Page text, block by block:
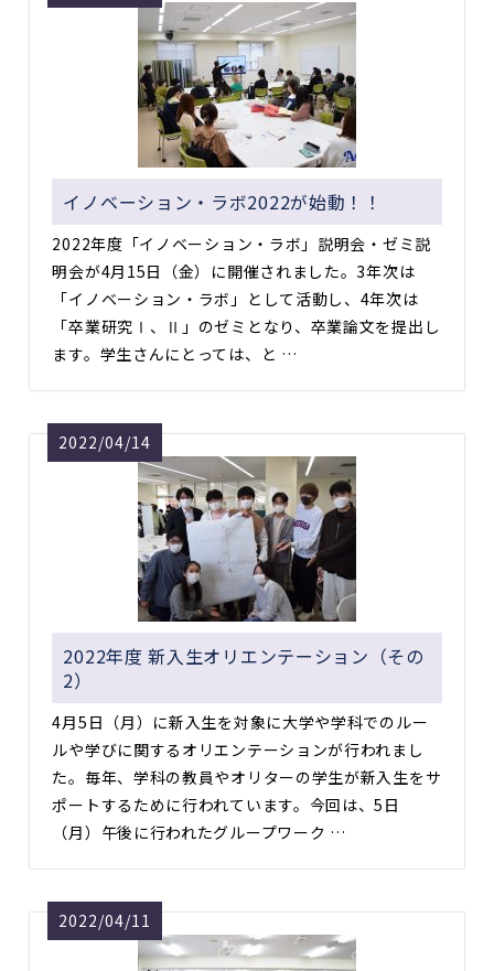
イノベーション・ラボ2022が始動！！
2022年度「イノベーション・ラボ」説明会・ゼミ説
明会が4月15日（金）に開催されました。3年次は
「イノベーション・ラボ」として活動し、4年次は
「卒業研究Ⅰ、Ⅱ」のゼミとなり、卒業論文を提出し
ます。学生さんにとっては、と …
2022/04/14
2022年度 新入生オリエンテーション（その
2）
4月5日（月）に新入生を対象に大学や学科でのルー
ルや学びに関するオリエンテーションが行われまし
た。毎年、学科の教員やオリターの学生が新入生をサ
ポートするために行われています。今回は、5日
（月）午後に行われたグループワーク …
2022/04/11